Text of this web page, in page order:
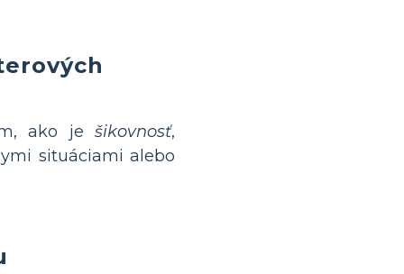
ako je šikovnosť,
situáciami alebo